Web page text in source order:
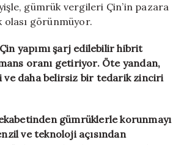
gümrük vergileri Çin’in pazara
görünmüyor.
yapımı şarj edilebilir hibrit
oranı getiriyor. Öte yandan,
ve daha belirsiz bir tedarik zinciri
gümrüklerle korunmayı
ve teknoloji açısından